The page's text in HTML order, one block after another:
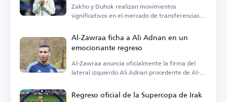
Zakho y Duhok realizan movimientos
significativos en el mercado de transferencias
Al-Zawraa ficha a Ali Adnan en un
emocionante regreso
Al-Zawraa anuncia oficialmente la firma del
lateral izquierdo Ali Adnan procedente de Al-
Regreso oficial de la Supercopa de Irak